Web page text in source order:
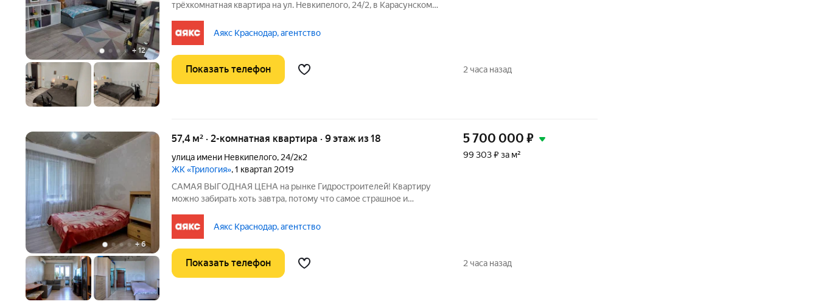
+12
трёхкомнатнaя квaртиpа на ул. Hевкипeлого, 24/2, в Kapасунcкoм
Аякс Краснодар, агентство
Показать телефон 2 часа назад
+6
57,4 м² · 2-комнатная квартира · 9 этаж из 18
улица имени Невкипелого, 24/2к2
ЖК «Трилогия», 1 квартал 2019
САМАЯ ВЫГОДНАЯ ЦЕНА на рынке Гидростроителей! Квартиру
можно забирать хоть завтра, потому что самое страшное и
чтобы вы понимали свою выгоду: УЖЕ СДЕЛАНО (и это стоит
Аякс Краснодар, агентство
5 700 000 ₽
99 303 ₽ за м²
Показать телефон 2 часа назад